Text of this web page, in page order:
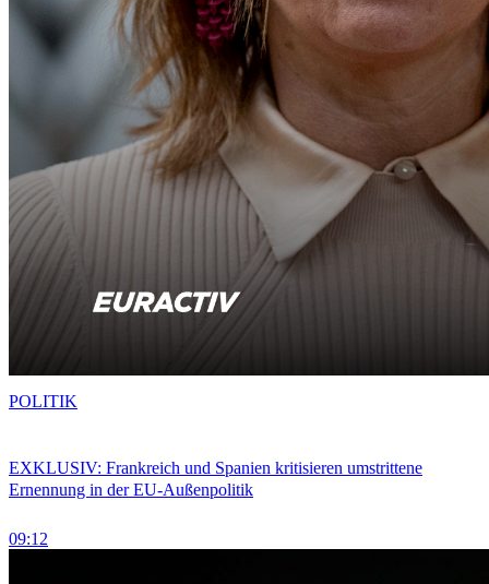
EXKLUSIV: Frankreich und Spanien kritisieren umstrittene
Ernennung in der EU-Außenpolitik
09:12
POLITIK